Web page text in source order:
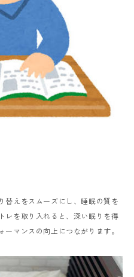
替えをスムーズにし、睡眠の質を
レを取り入れると、深い眠りを得
マンスの向上につながります。